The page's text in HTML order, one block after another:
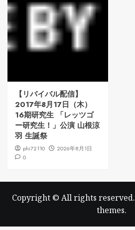
【リバイバル配信】
2017年8月17日（木）
16期研究生 「レッツゴ
ー研究生！」公演 山根涼
羽 生誕祭
phi72110
2026年8月1日
0
Copyright © All rights reserved.
themes.